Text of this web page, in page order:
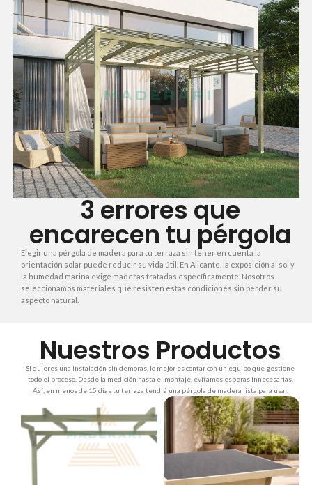
3 errores que
encarecen tu pérgola
Elegir una pérgola de madera para tu terraza sin tener en cuenta la
orientación solar puede reducir su vida útil. En Alicante, la exposición al sol y
la humedad marina exige maderas tratadas específicamente. Nosotros
seleccionamos materiales que resisten estas condiciones sin perder su
aspecto natural.
Nuestros Productos
Si quieres una instalación sin demoras, lo mejor es contar con un equipo que gestione
todo el proceso. Desde la medición hasta el montaje, evitamos esperas innecesarias.
Así, en menos de 15 días tu terraza tendrá una pérgola de madera lista para usar.